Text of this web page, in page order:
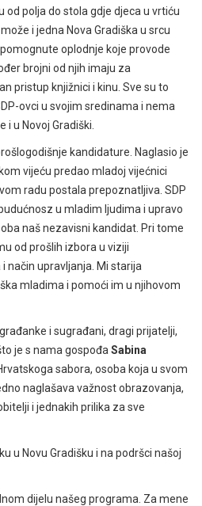
od polja do stola gdje djeca u vrtiću
i jedna Nova Gradiška u srcu
oplodnje koje provode
brojni od njih imaju za
pristup knjižnici i kinu. Sve su to
ovci u svojim sredinama i nema
i u Novoj Gradiški.
kandidature. Naglasio je
vijeću predao mladoj vijećnici
radu postala prepoznatljiva. SDP
u mladim ljudima i upravo
naš nezavisni kandidat. Pri tome
od prošlih izbora u viziji
način upravljanja. Mi starija
mladima i pomoći im u njihovom
i sugrađani, dragi prijatelji,
je s nama gospođa Sabina
sabora, osoba koja u svom
naglašava važnost obrazovanja,
i jednakih prilika za sve
u Novu Gradišku i na podršci našoj
dijelu našeg programa. Za mene